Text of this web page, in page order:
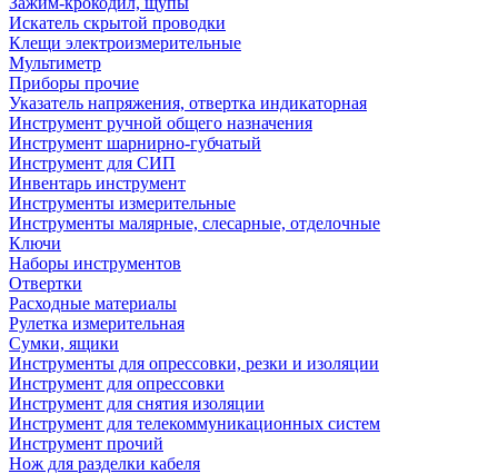
Искатель скрытой проводки
Клещи электроизмерительные
Мультиметр
Приборы прочие
Указатель напряжения, отвертка индикаторная
Инструмент ручной общего назначения
Инструмент шарнирно-губчатый
Инструмент для СИП
Инвентарь инструмент
Инструменты измерительные
Инструменты малярные, слесарные, отделочные
Ключи
Наборы инструментов
Отвертки
Расходные материалы
Рулетка измерительная
Сумки, ящики
Инструменты для опрессовки, резки и изоляции
Инструмент для опрессовки
Инструмент для снятия изоляции
Инструмент для телекоммуникационных систем
Инструмент прочий
Нож для разделки кабеля